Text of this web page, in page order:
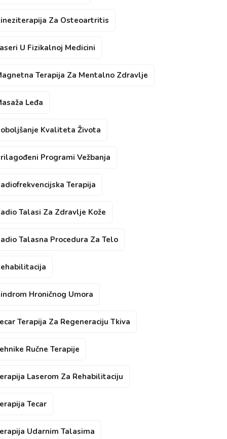
Za Osteoartritis
U Fizikalnoj Medicini
Terapija Za Mentalno Zdravlje
Leđa
Kvaliteta Života
Programi Vežbanja
Terapija
Talasi Za Zdravlje Kože
Talasna Procedura Za Telo
Hroničnog Umora
Terapija Za Regeneraciju Tkiva
Ručne Terapije
Laserom Za Rehabilitaciju
Tecar
Udarnim Talasima